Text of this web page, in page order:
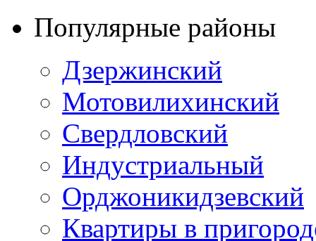
Популярные районы
Дзержинский
Мотовилихинский
Свердловский
Индустриальный
Орджоникидзевский
Квартиры в